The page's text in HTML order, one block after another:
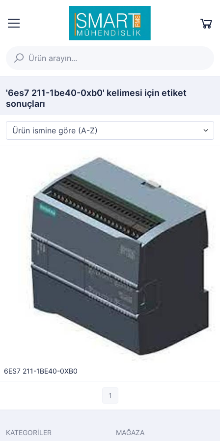
'6es7 211-1be40-0xb0' kelimesi için etiket
sonuçları
6ES7 211-1BE40-0XB0
1
KATEGORİLER MAĞAZA